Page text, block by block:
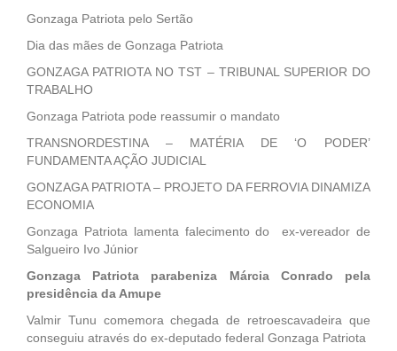
Gonzaga Patriota pelo Sertão
Dia das mães de Gonzaga Patriota
GONZAGA PATRIOTA NO TST – TRIBUNAL SUPERIOR DO
TRABALHO
Gonzaga Patriota pode reassumir o mandato
TRANSNORDESTINA – MATÉRIA DE ‘O PODER’
FUNDAMENTA AÇÃO JUDICIAL
GONZAGA PATRIOTA – PROJETO DA FERROVIA DINAMIZA
ECONOMIA
Gonzaga Patriota lamenta falecimento do ex-vereador de
Salgueiro Ivo Júnior
Gonzaga Patriota parabeniza Márcia Conrado pela
presidência da Amupe
Valmir Tunu comemora chegada de retroescavadeira que
conseguiu através do ex-deputado federal Gonzaga Patriota